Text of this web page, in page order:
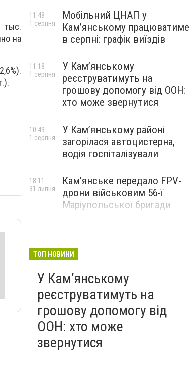
тыс.
на
Мобільний ЦНАП у
Кам’янському працюватиме
в серпні: графік виїздів
11:48
1 серпня
У Кам’янському
реєструватимуть на
грошову допомогу від ООН:
хто може звернутися
11:18
1 серпня
У Кам’янському районі
загорілася автоцистерна,
водія госпіталізували
10:49
1 серпня
Кам’янське передало FPV-
дрони військовим 56-ї
Маріупольської бригади
18:11
31 липня
ТОП НОВИНИ
У Кам’янському
реєструватимуть на
грошову допомогу від
ООН: хто може
звернутися